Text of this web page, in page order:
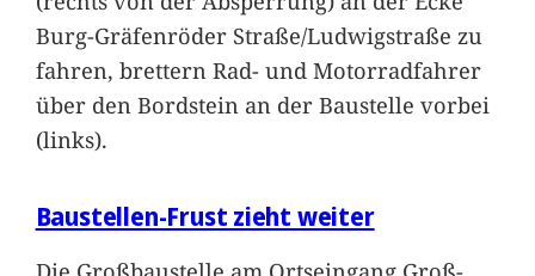
Burg-Gräfenröder Straße/Ludwigstraße zu
fahren, brettern Rad- und Motorradfahrer
über den Bordstein an der Baustelle vorbei
(links).
Baustellen-Frust zieht weiter